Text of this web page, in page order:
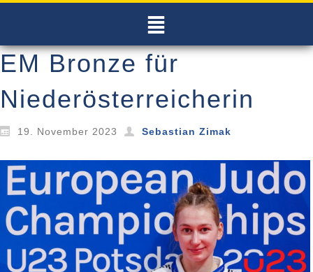
EM Bronze für
Niederösterreicherin
19. November 2023 Sebastian Zimak